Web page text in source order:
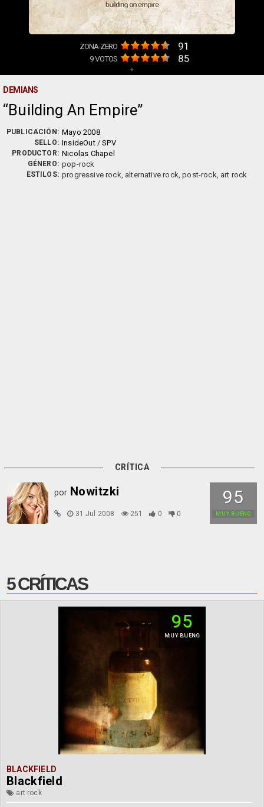
ZONA-ZERO 91
9VOTOS 85
+
DEMIANS
Building An Empire
PUBLICACIÓN: Mayo 2008
SELLO: InsideOut/SPV
PRODUCTOR: Nicolas Chapel
GÉNERO: pop-rock
ESTILOS: progressive rock, alternative rock, post-rock, art rock
CRÍTICA
95
MUY BUENO
por Nowitzki
31 Jul 2008 251 0 0
5 CRÍTICAS
95
MUY BUENO
BLACKFIELD
Blackfield
art rock